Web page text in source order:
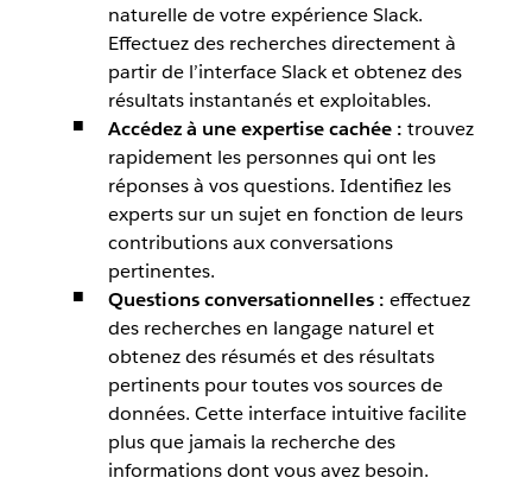
naturelle de votre expérience Slack.
Effectuez des recherches directement à
partir de l’interface Slack et obtenez des
résultats instantanés et exploitables.
Accédez à une expertise cachée : trouvez
rapidement les personnes qui ont les
réponses à vos questions. Identifiez les
experts sur un sujet en fonction de leurs
contributions aux conversations
pertinentes.
Questions conversationnelles : effectuez
des recherches en langage naturel et
obtenez des résumés et des résultats
pertinents pour toutes vos sources de
données. Cette interface intuitive facilite
plus que jamais la recherche des
informations dont vous avez besoin.